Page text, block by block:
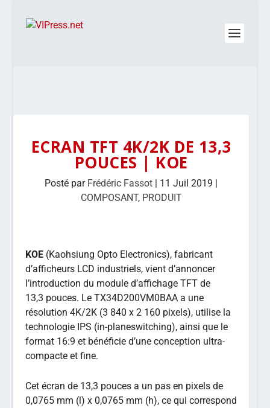
ECRAN TFT 4K/2K DE 13,3
POUCES | KOE
Posté par Frédéric Fassot | 11 Juil 2019 |
COMPOSANT, PRODUIT
KOE (Kaohsiung Opto Electronics), fabricant
d’afficheurs LCD industriels, vient d’annoncer
l’introduction du module d’affichage TFT de
13,3 pouces. Le TX34D200VM0BAA a une
résolution 4K/2K (3 840 x 2 160 pixels), utilise la
technologie IPS (in-planeswitching), ainsi que le
format 16:9 et bénéficie d’une conception ultra-
compacte et fine.
Cet écran de 13,3 pouces a un pas en pixels de
0,0765 mm (l) x 0,0765 mm (h), ce qui correspond